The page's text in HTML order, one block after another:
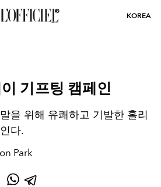
KOREA
기프팅 캠페인
을 위해 유쾌하고 기발한 홀리
다.
Park